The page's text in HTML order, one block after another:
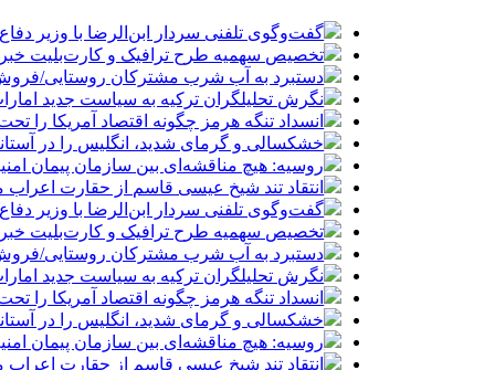
گفت‌وگوی تلفنی سردار ابن‌الرضا با وزیر
تخصیص سهمیه طرح ترافیک و کارت‌بلیت
دستبرد به آب شرب مشترکان روستایی/
نگرش تحلیلگران ترکیه به سیاست جدید
انسداد تنگه هرمز چگونه اقتصاد آمریکا را
خشکسالی و گرمای شدید، انگلیس را در
روسیه: هیچ مناقشه‌ای بین سازمان پیمان
انتقاد تند شیخ عیسی قاسم از حقارت اعراب
گفت‌وگوی تلفنی سردار ابن‌الرضا با وزیر
تخصیص سهمیه طرح ترافیک و کارت‌بلیت
دستبرد به آب شرب مشترکان روستایی/
نگرش تحلیلگران ترکیه به سیاست جدید
انسداد تنگه هرمز چگونه اقتصاد آمریکا را
خشکسالی و گرمای شدید، انگلیس را در
روسیه: هیچ مناقشه‌ای بین سازمان پیمان
انتقاد تند شیخ عیسی قاسم از حقارت اعراب